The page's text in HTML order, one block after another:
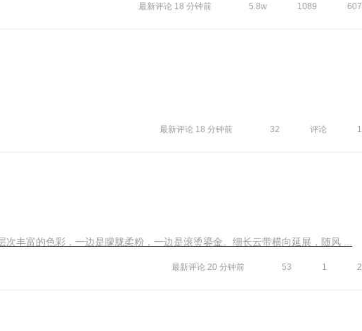
最新评论 18 分钟前 5.8w 1089 607
最新评论 18 分钟前 32 评论 1
丰富的色彩，一边是朦胧柔粉，一边是滚烫鎏金。细长云带横向延展，随风 ...
最新评论 20 分钟前 53 1 2